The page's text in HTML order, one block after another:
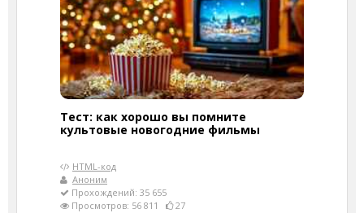
Тест: как хорошо вы помните
культовые новогодние фильмы
HTML-код
Аноним
Прохождений: 35 655
Просмотров: 56 811
27